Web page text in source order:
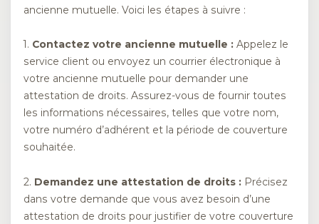
ancienne mutuelle. Voici les étapes à suivre :
1. Contactez votre ancienne mutuelle : Appelez le
service client ou envoyez un courrier électronique à
votre ancienne mutuelle pour demander une
attestation de droits. Assurez-vous de fournir toutes
les informations nécessaires, telles que votre nom,
votre numéro d’adhérent et la période de couverture
souhaitée.
2. Demandez une attestation de droits : Précisez
dans votre demande que vous avez besoin d’une
attestation de droits pour justifier de votre couverture